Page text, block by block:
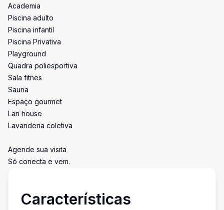
Academia
Piscina adulto
Piscina infantil
Piscina Privativa
Playground
Quadra poliesportiva
Sala fitnes
Sauna
Espaço gourmet
Lan house
Lavanderia coletiva
Agende sua visita
Só conecta e vem.
Características